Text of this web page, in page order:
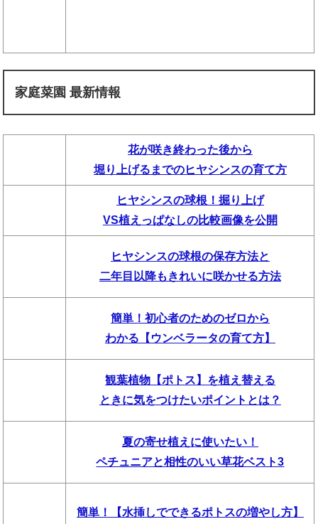
家庭菜園 最新情報
花が咲き終わった後から
堀り上げるまでのヒヤシンスの育て方
ヒヤシンスの球根！掘り上げ
VS植えっぱなしの比較画像を公開
ヒヤシンスの球根の保存方法と
二年目以降もきれいに咲かせる方法
簡単！初心者のためのゼロから
わかる【ウンベラータの育て方】
観葉植物【ポトス】を植え替える
ときに気をつけたいポイントとは？
夏の寄せ植えに使いたい！
ペチュニアと相性のいい草花ベスト3
簡単！【水挿しでできるポトスの増やし方】